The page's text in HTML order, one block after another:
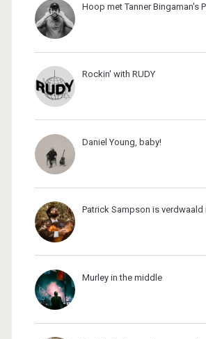
Hoop met Tanner Bingaman's
Rockin' with RUDY
Daniel Young, baby!
Patrick Sampson is verdwaald
Murley in the middle